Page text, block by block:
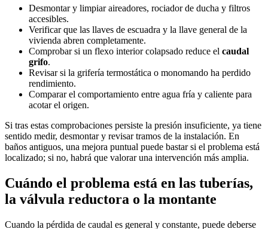
Desmontar y limpiar aireadores, rociador de ducha y filtros
accesibles.
Verificar que las llaves de escuadra y la llave general de la
vivienda abren completamente.
Comprobar si un flexo interior colapsado reduce el caudal
grifo.
Revisar si la grifería termostática o monomando ha perdido
rendimiento.
Comparar el comportamiento entre agua fría y caliente para
acotar el origen.
Si tras estas comprobaciones persiste la presión insuficiente, ya tiene
sentido medir, desmontar y revisar tramos de la instalación. En
baños antiguos, una mejora puntual puede bastar si el problema está
localizado; si no, habrá que valorar una intervención más amplia.
Cuándo el problema está en las tuberías,
la válvula reductora o la montante
Cuando la pérdida de caudal es general y constante, puede deberse